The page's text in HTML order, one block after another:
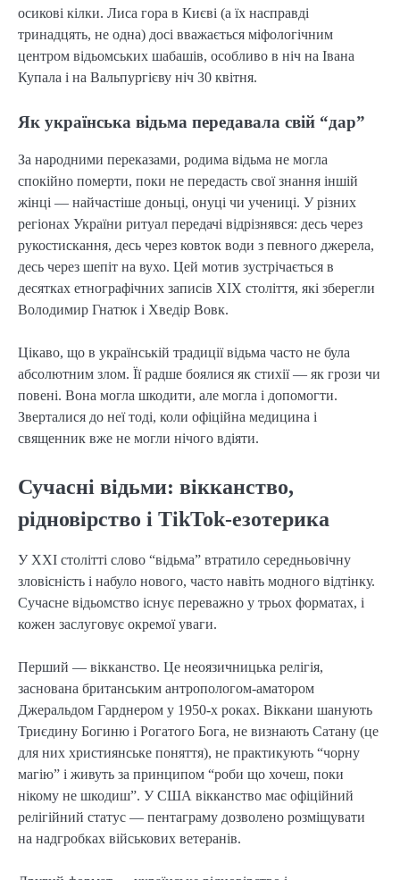
осикові кілки. Лиса гора в Києві (а їх насправді
тринадцять, не одна) досі вважається міфологічним
центром відьомських шабашів, особливо в ніч на Івана
Купала і на Вальпургієву ніч 30 квітня.
Як українська відьма передавала свій “дар”
За народними переказами, родима відьма не могла
спокійно померти, поки не передасть свої знання іншій
жінці — найчастіше доньці, онуці чи учениці. У різних
регіонах України ритуал передачі відрізнявся: десь через
рукостискання, десь через ковток води з певного джерела,
десь через шепіт на вухо. Цей мотив зустрічається в
десятках етнографічних записів XIX століття, які зберегли
Володимир Гнатюк і Хведір Вовк.
Цікаво, що в українській традиції відьма часто не була
абсолютним злом. Її радше боялися як стихії — як грози чи
повені. Вона могла шкодити, але могла і допомогти.
Зверталися до неї тоді, коли офіційна медицина і
священник вже не могли нічого вдіяти.
Сучасні відьми: вікканство,
рідновірство і TikTok-езотерика
У XXI столітті слово “відьма” втратило середньовічну
зловісність і набуло нового, часто навіть модного відтінку.
Сучасне відьомство існує переважно у трьох форматах, і
кожен заслуговує окремої уваги.
Перший — вікканство. Це неоязичницька релігія,
заснована британським антропологом-аматором
Джеральдом Гарднером у 1950-х роках. Віккани шанують
Триєдину Богиню і Рогатого Бога, не визнають Сатану (це
для них християнське поняття), не практикують “чорну
магію” і живуть за принципом “роби що хочеш, поки
нікому не шкодиш”. У США вікканство має офіційний
релігійний статус — пентаграму дозволено розміщувати
на надгробках військових ветеранів.